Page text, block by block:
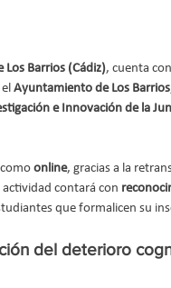
Los Barrios (Cádiz), cuenta
Ayuntamiento de Los Barrios
e Innovación de la
como online, gracias a la
actividad contará con
que formalicen su
del deterioro